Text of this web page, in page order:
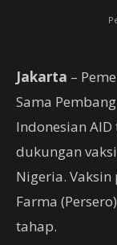
Jakarta –
Sama
Indonesian
dukungan
Nigeria.
Farma
tahap.